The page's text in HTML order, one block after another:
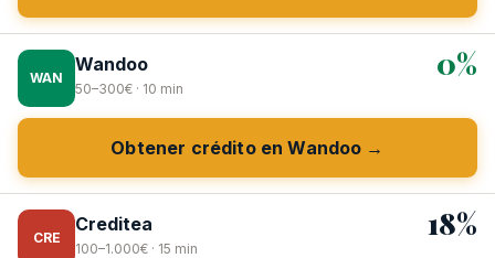
WAN
Wandoo
50–300€ · 10 min
0%
Obtener crédito en Wandoo →
CRE
Creditea
100–1.000€ · 15 min
18%